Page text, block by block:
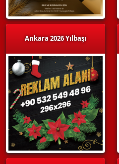
Ankara 2026 Yılbaşı